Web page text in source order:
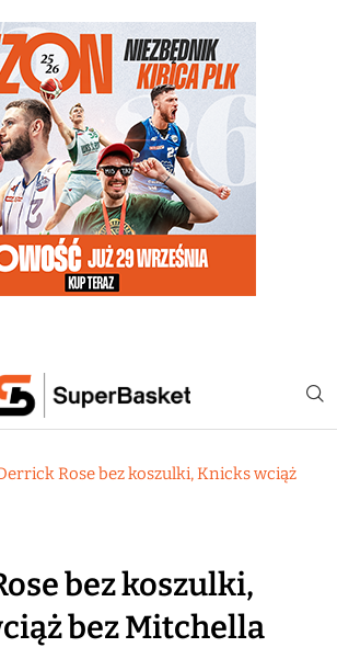
Rose bez koszulki, Knicks wciąż
bez koszulki,
bez Mitchella